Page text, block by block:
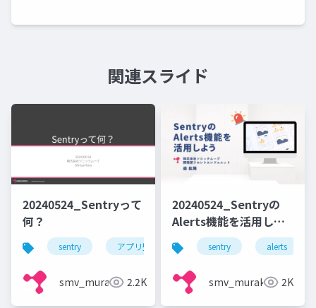
関連スライド
20240524_Sentryって
何？
sentry アプリ監視 エラー監視 パフォー
smv_murakami2.2K
20240524_Sentryの
Alerts機能を活用しよ
う
sentry alerts
smv_murakami2K